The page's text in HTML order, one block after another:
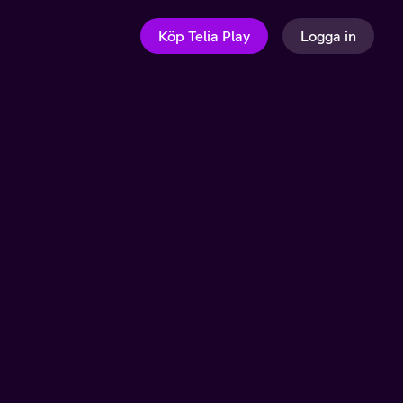
Köp Telia Play Logga in